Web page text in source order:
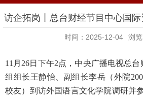
访企拓岗丨总台财经节目中心国
时间：2025-12-04 浏览
11月26日下午2点，中央广播电视总
组组长王静怡、副组长李岳（外院
校友）到访外国语言文化学院调研并